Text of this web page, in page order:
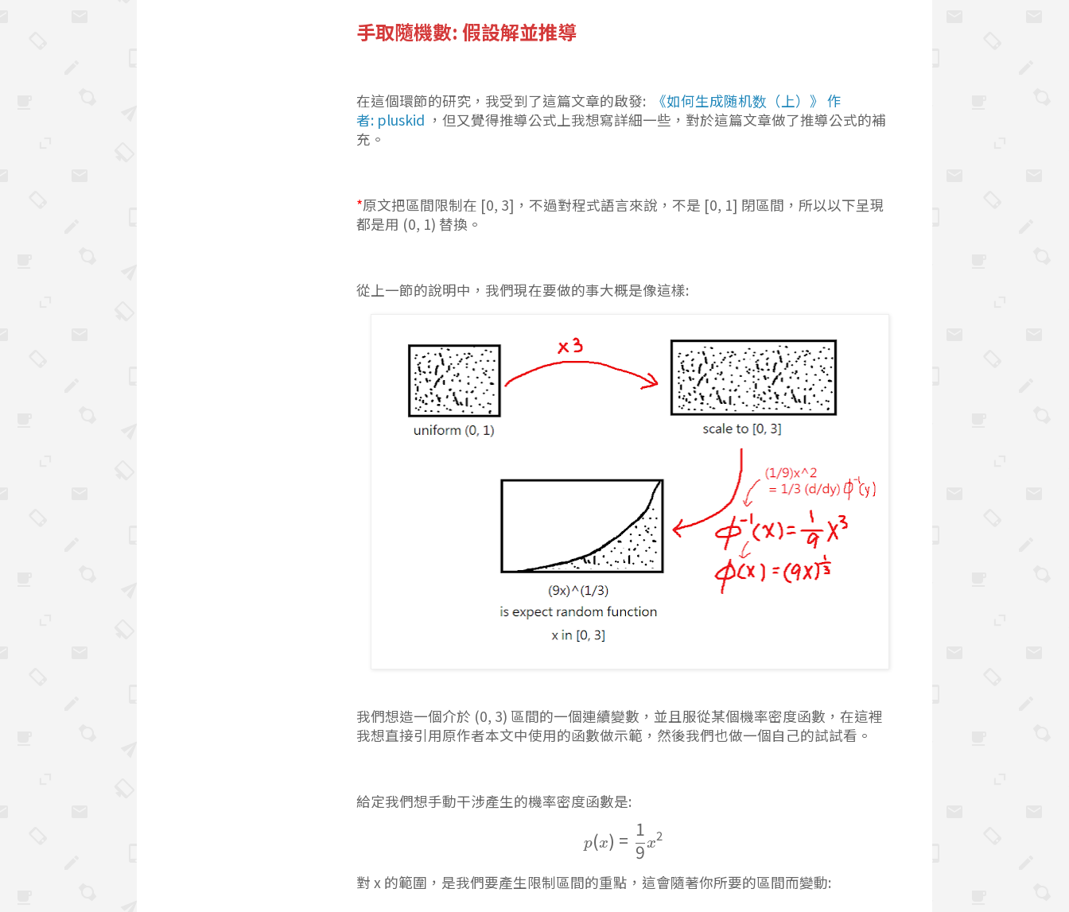
手取隨機數: 假設解並推導
在這個環節的研究，我受到了這篇文章的啟發:
《如何生成随机数（上）》 作
者: pluskid ，但又覺得推導公式上我想寫詳細一些，對於這篇文章做了推導公式的補
充。
*原文把區間限制在 [0, 3]，不過對程式語言來說，不是 [0, 1] 閉區間，所以以下呈現
都是用 (0, 1) 替換。
從上一節的說明中，我們現在要做的事大概是像這樣:
我們想造一個介於 (0, 3) 區間的一個連續變數，並且服從某個機率密度函數，在這裡
我想直接引用原作者本文中使用的函數做示範，然後我們也做一個自己的試試看。
給定我們想手動干涉產生的機率密度函數是:
p(x) = \frac{1}{9} x^{2}
p(x) = 9
1
x2
對 x 的範圍，是我們要產生限制區間的重點，這會隨著你所要的區間而變動: